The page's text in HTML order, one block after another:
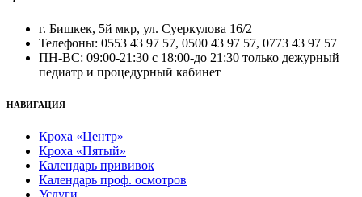
г. Бишкек, 5й мкр, ул. Суеркулова 16/2
Телефоны: 0553 43 97 57, 0500 43 97 57, 0773 43 97 57
ПН‑ВС: 09:00‑21:30 с 18:00‑до 21:30 только дежурный
педиатр и процедурный кабинет
НАВИГАЦИЯ
Кроха «Центр»
Кроха «Пятый»
Календарь прививок
Календарь проф. осмотров
Услуги